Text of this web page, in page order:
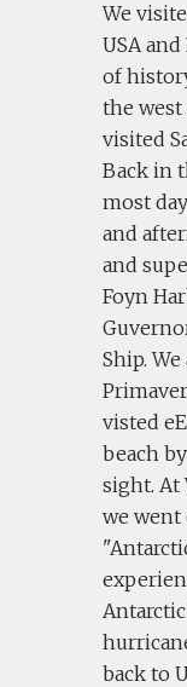
We
USA
of
the west
visited
Back in
most
and
and
Foyn
Ship.
visted
beach
sight. At
we went
back to